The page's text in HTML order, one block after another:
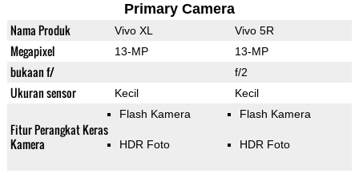
Primary Camera
Nama Produk Vivo XL Vivo 5R
Megapixel 13-MP 13-MP
bukaan f/ f/2
Ukuran sensor Kecil Kecil
Fitur Perangkat Keras
Kamera
Flash Kamera
HDR Foto
Flash Kamera
HDR Foto